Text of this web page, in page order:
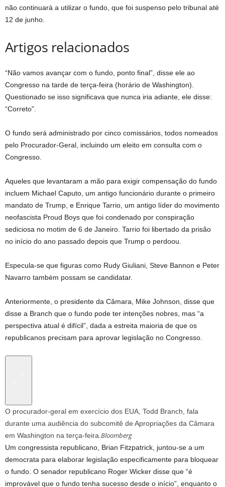
não continuará a utilizar o fundo, que foi suspenso pelo tribunal até
12 de junho.
Artigos relacionados
“Não vamos avançar com o fundo, ponto final”, disse ele ao
Congresso na tarde de terça-feira (horário de Washington).
Questionado se isso significava que nunca iria adiante, ele disse:
“Correto”.
O fundo será administrado por cinco comissários, todos nomeados
pelo Procurador-Geral, incluindo um eleito em consulta com o
Congresso.
Aqueles que levantaram a mão para exigir compensação do fundo
incluem Michael Caputo, um antigo funcionário durante o primeiro
mandato de Trump, e Enrique Tarrio, um antigo líder do movimento
neofascista Proud Boys que foi condenado por conspiração
sediciosa no motim de 6 de Janeiro. Tarrio foi libertado da prisão
no início do ano passado depois que Trump o perdoou.
Especula-se que figuras como Rudy Giuliani, Steve Bannon e Peter
Navarro também possam se candidatar.
Anteriormente, o presidente da Câmara, Mike Johnson, disse que
disse a Branch que o fundo pode ter intenções nobres, mas “a
perspectiva atual é difícil”, dada a estreita maioria de que os
republicanos precisam para aprovar legislação no Congresso.
O procurador-geral em exercício dos EUA, Todd Branch, fala
durante uma audiência do subcomitê de Apropriações da Câmara
em Washington na terça-feira. Bloomberg
Um congressista republicano, Brian Fitzpatrick, juntou-se a um
democrata para elaborar legislação especificamente para bloquear
o fundo. O senador republicano Roger Wicker disse que “é
improvável que o fundo tenha sucesso desde o início”, enquanto o